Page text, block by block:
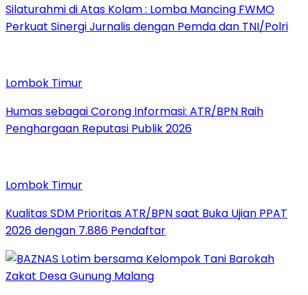
Silaturahmi di Atas Kolam : Lomba Mancing FWMO
Perkuat Sinergi Jurnalis dengan Pemda dan TNI/Polri
Lombok Timur
Humas sebagai Corong Informasi: ATR/BPN Raih
Penghargaan Reputasi Publik 2026
Lombok Timur
Kualitas SDM Prioritas ATR/BPN saat Buka Ujian PPAT
2026 dengan 7.886 Pendaftar